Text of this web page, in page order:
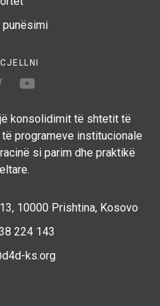
punësimi
konsolidimit të shtetit të
programeve institucionale
si parim dhe praktikë
10000 Prishtina, Kosovo
224 143
ks.org